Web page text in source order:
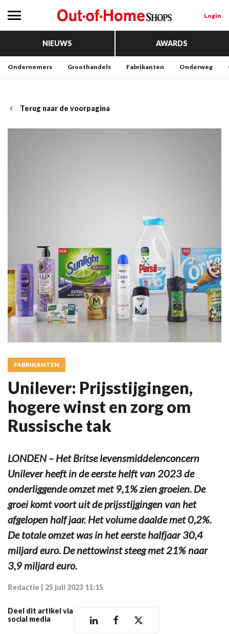
Login
NIEUWS AWARDS
Ondernemers Groothandels Fabrikanten Onderweg
Terug naar de voorpagina
FABRIKANTEN
Unilever: Prijsstijgingen,
hogere winst en zorg om
Russische tak
LONDEN – Het Britse levensmiddelenconcern
Unilever heeft in de eerste helft van 2023 de
onderliggende omzet met 9,1% zien groeien. De
groei komt voort uit de prijsstijgingen van het
afgelopen half jaar. Het volume daalde met 0,2%.
De totale omzet was in het eerste halfjaar 30,4
miljard euro. De nettowinst steeg met 21% naar
3,9 miljard euro.
Redactie 25 juli 2023 11:15
Deel dit artikel via
social media